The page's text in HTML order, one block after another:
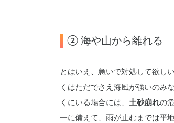
② 海や山から離れる
とはいえ、急いで対処して欲し
くはただでさえ海風が強いのみな
くにいる場合には、 土砂崩れの
一に備えて、雨が止むまでは平